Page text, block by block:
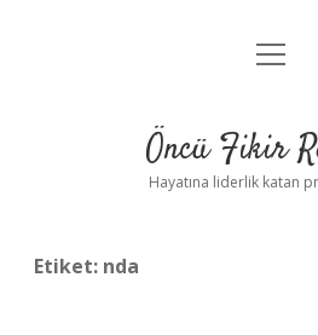
Anasayfa
Yasal
menüyü
Öncü Fikir
Hayatına liderlik katan
Etiket: nda